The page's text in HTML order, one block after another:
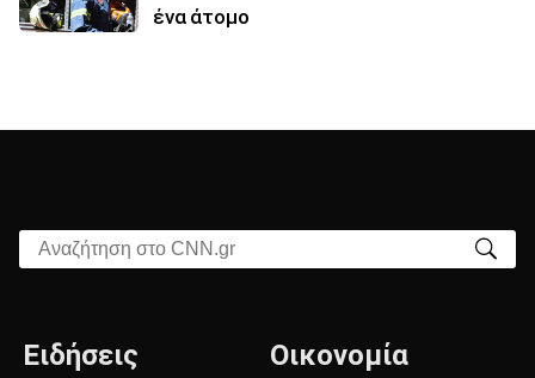
ένα άτομο
Αναζήτηση στο CNN.gr
Ειδήσεις Οικονομία